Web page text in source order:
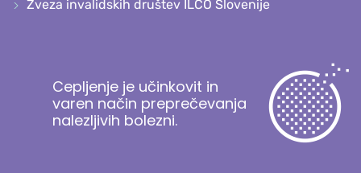
Zveza invalidskih društev ILCO Slovenije
Cepljenje je učinkovit in
varen način preprečevanja
nalezljivih bolezni.